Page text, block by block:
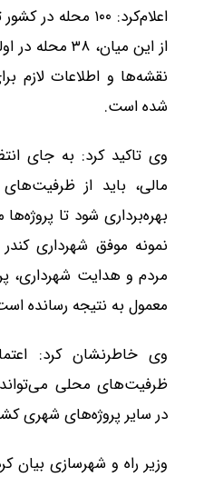
اعلام‌کرد: ۱۰۰
از این میان، ۳۸
نقشه‌ها و اطلاعات لازم
شده است.
وی تاکید کرد: به جای
مالی، باید از
بهره‌برداری شود تا
نمونه موفق شهرداری
مردم و هدایت شهرداری،
معمول به نتیجه رسانده
وی خاطرنشان کرد:
ظرفیت‌های محلی
در سایر پروژه‌های شهری
وزیر راه و شهرسازی بیان